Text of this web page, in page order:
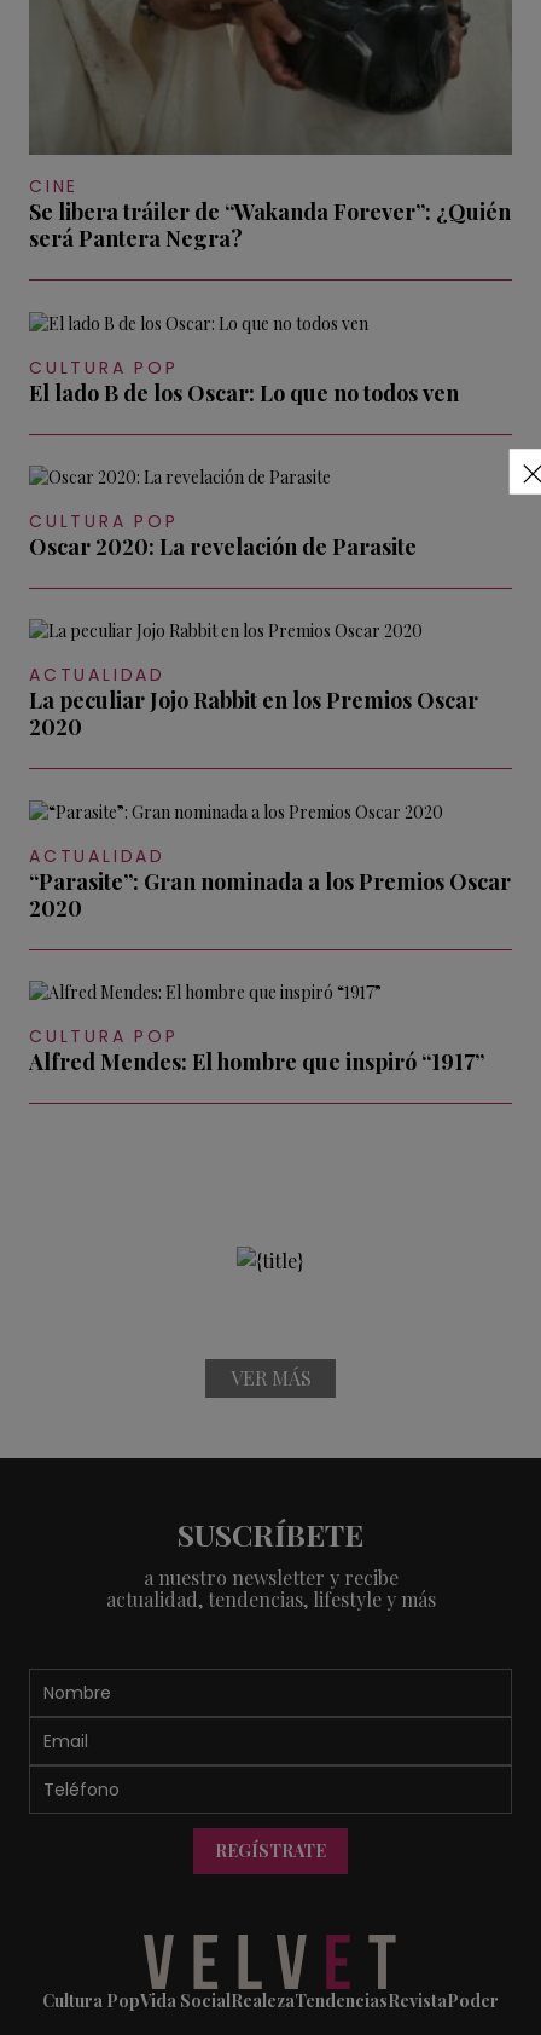
CINE
Se libera tráiler de “Wakanda Forever”: ¿Quién
será Pantera Negra?
CULTURA POP
El lado B de los Oscar: Lo que no todos ven
CULTURA POP
Oscar 2020: La revelación de Parasite
ACTUALIDAD
La peculiar Jojo Rabbit en los Premios Oscar
2020
ACTUALIDAD
“Parasite”: Gran nominada a los Premios Oscar
2020
CULTURA POP
Alfred Mendes: El hombre que inspiró “1917”
VER MÁS
SUSCRÍBETE
a nuestro newsletter y recibe
actualidad, tendencias, lifestyle y más
REGÍSTRATE
Cultura PopVida SocialRealezaTendenciasRevistaPoder